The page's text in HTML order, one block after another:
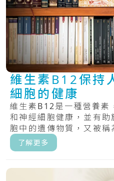
維生素B12保持
細胞的健康
維生素B12是一種營養素
和神經細胞健康，並有
胞中的遺傳物質，又被稱
具.....
了解更多